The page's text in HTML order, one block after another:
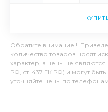
Обратите внимание!!!
количество товаров носят
характер, а цены не
РФ, ст. 437 ГК РФ) и могут
уточняйте цены по